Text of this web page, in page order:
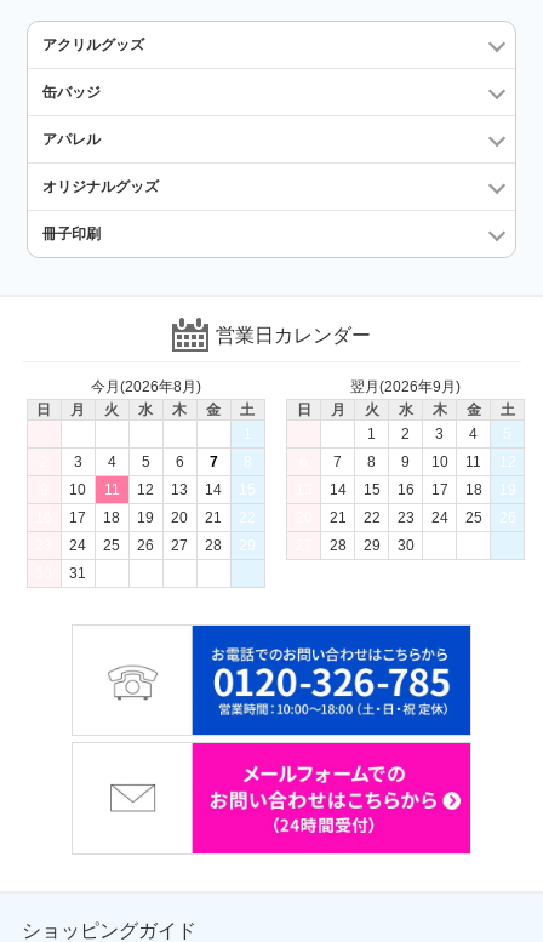
アクリルグッズ
缶バッジ
アパレル
オリジナルグッズ
冊子印刷
営業日カレンダー
今月(2026年8月)
日
月 火 水 木 金
土
1
3 4 5 6 7
8
10 11 12 13 14
15
17 18 19 20 21
22
24 25 26 27 28
29
31
翌月(2026年9月)
日
月 火 水 木 金
土
1
2 3 4
5
7 8 9 10 11
12
14 15 16 17 18
19
21 22 23 24 25
26
28 29 30
ショッピングガイド